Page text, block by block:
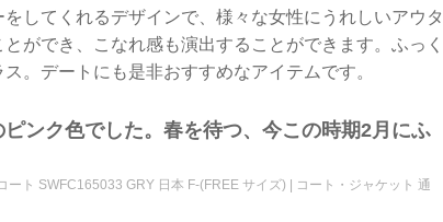
してくれるデザインで、様々な女性にうれしいアウタ
ができ、こなれ感も演出することができます。ふっく
。デートにも是非おすすめなアイテムです。
ンク色でした。春を待つ、今この時期2月にふ
ート SWFC165033 GRY 日本 F-(FREE サイズ) | コート・ジャケット 通